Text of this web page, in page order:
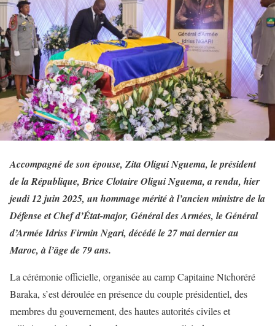
Accompagné de son épouse, Zita Oligui Nguema, le président
de la République, Brice Clotaire Oligui Nguema, a rendu, hier
jeudi 12 juin 2025, un hommage mérité à l’ancien ministre de la
Défense et Chef d’État-major, Général des Armées, le Général
d’Armée Idriss Firmin Ngari, décédé le 27 mai dernier au
Maroc, à l’âge de 79 ans.
La cérémonie officielle, organisée au camp Capitaine Ntchoréré
Baraka, s’est déroulée en présence du couple présidentiel, des
membres du gouvernement, des hautes autorités civiles et